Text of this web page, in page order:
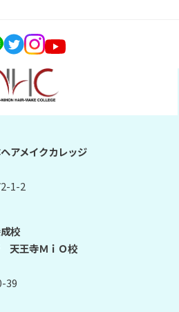
アメイクカレッジ
1-2
校
天王寺ＭｉＯ校
39